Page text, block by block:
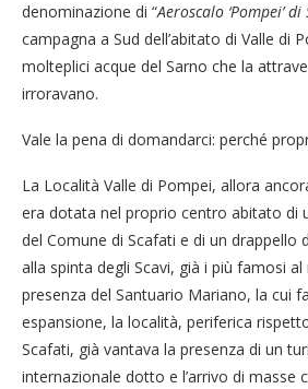
denominazione di “Aeroscalo ‘Pompei’
campagna a Sud dell’abitato di Valle di
molteplici acque del Sarno che la
irroravano.
Vale la pena di domandarci: perché
La Località Valle di Pompei, allora
era dotata nel proprio centro abitato di
del Comune di Scafati e di un drappello
alla spinta degli Scavi, già i più famosi
presenza del Santuario Mariano, la cui
espansione, la località, periferica
Scafati, già vantava la presenza di un
internazionale dotto e l’arrivo di masse